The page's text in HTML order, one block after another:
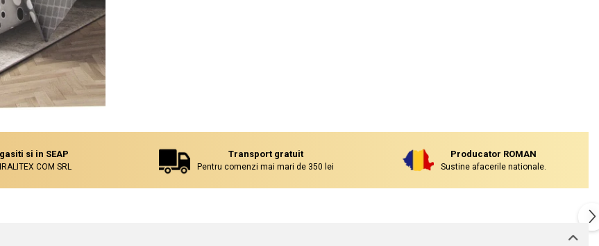
si in SEAP
COM SRL
Transport gratuit
Pentru comenzi mai mari de 350 lei
Producator ROMAN
Sustine afacerile nationale.